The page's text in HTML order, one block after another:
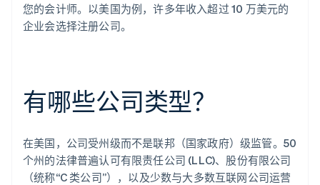
您的会计师。以美国为例，许多年收入超过 10 万美元的
企业会选择注册公司。
有哪些公司类型？
在美国，公司受州级而不是联邦（国家政府）级监管。50
个州的法律普遍认可有限责任公司 (LLC)、股份有限公司
（统称“C 类公司”），以及少数与大多数互联网公司运营